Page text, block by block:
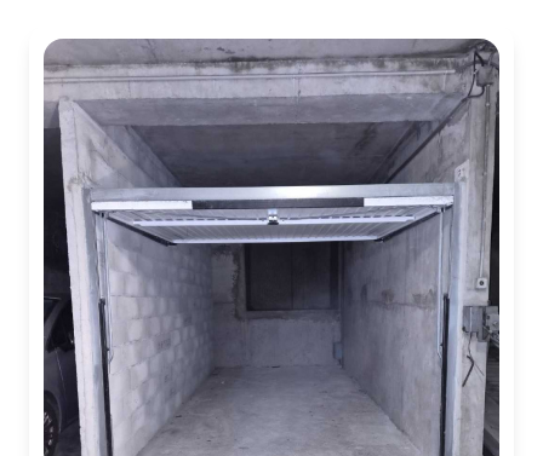
/
Syndic
Contact